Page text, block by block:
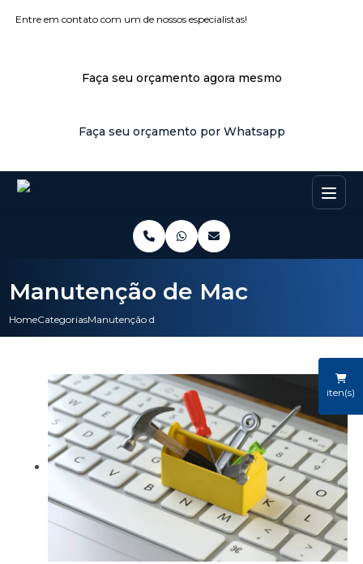
Entre em contato com um de nossos especialistas!
Faça seu orçamento agora mesmo
Faça seu orçamento por Whatsapp
iten(s)
HomeCategoriasManutenção de Mac
Manutenção de Mac